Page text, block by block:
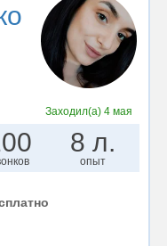
Заходил(а)4 мая
8 л.
опыт